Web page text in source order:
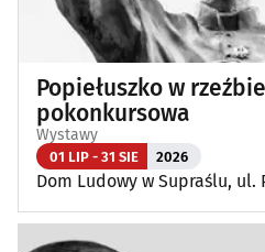
Popiełuszko w
pokonkursowa
Wystawy
01 LIP - 31 SIE 2026
Dom Ludowy w Supraślu, ul.